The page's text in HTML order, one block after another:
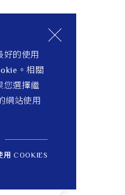
好的使用
。相關
您選擇繼
網站使用
用 COOKIES